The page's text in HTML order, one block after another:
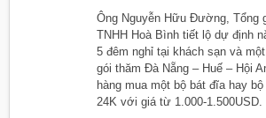
Ông Nguyễn Hữu Đường, Tổng
TNHH Hoà Bình tiết lộ dự định
5 đêm nghỉ tại khách sạn và
gói thăm Đà Nẵng – Huế – Hội
hàng mua một bộ bát đĩa hay
24K với giá từ 1.000-1.500USD.